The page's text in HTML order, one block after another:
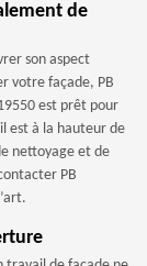
de
son aspect
votre façade, PB
est prêt pour
est à la hauteur de
nettoyage et de
PB